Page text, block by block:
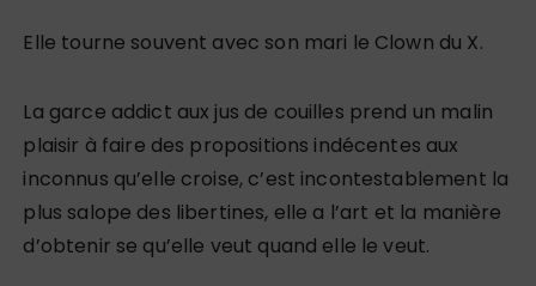
Elle tourne souvent avec son mari le Clown du X.
La garce addict aux jus de couilles prend un malin
plaisir à faire des propositions indécentes aux
inconnus qu’elle croise, c’est incontestablement la
plus salope des libertines, elle a l’art et la manière
d’obtenir se qu’elle veut quand elle le veut.